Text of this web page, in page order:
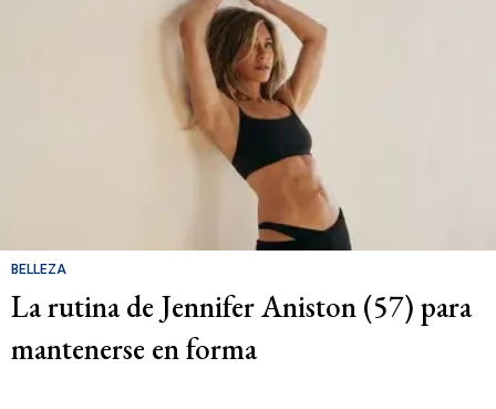
BELLEZA
La rutina de Jennifer Aniston (57) para
mantenerse en forma